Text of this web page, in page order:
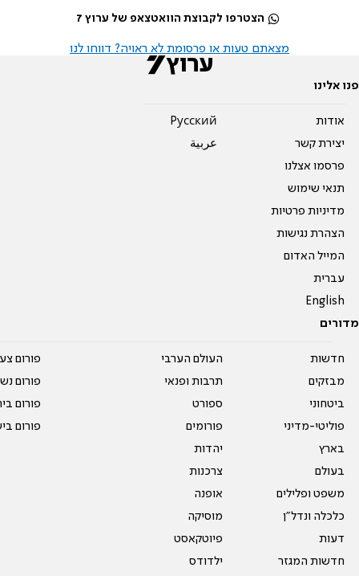
הצטרפו לקבוצת הוואטצאפ של ערוץ 7
מצאתם טעות או פרסומת לא ראויה? דווחו לנו
פנו אלינו
אודות
יצירת קשר
פרסמו אצלנו
תנאי שימוש
מדיניות פרטיות
הצהרת נגישות
המייל האדום
עברית
English
Pусский
عربية
מדורים
חדשות
מבזקים
ביטחוני
פוליטי-מדיני
בארץ
בעולם
משפט ופלילים
כלכלה ונדל"ן
דעות
חדשות המגזר
העולם הערבי
תרבות ופנאי
ספורט
פורומים
יהדות
צרכנות
אופנה
מוסיקה
פיוטקאסט
ילדודס
פורום
פורום
פורום
פורום